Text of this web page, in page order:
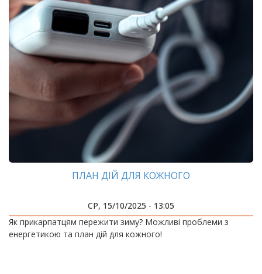
ПЛАН ДІЙ ДЛЯ КОЖНОГО
СР, 15/10/2025 - 13:05
Як прикарпатцям пережити зиму? Можливі проблеми з
енергетикою та план дій для кожного!